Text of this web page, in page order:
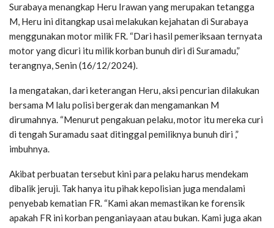
Surabaya menangkap Heru Irawan yang merupakan tetangga
M, Heru ini ditangkap usai melakukan kejahatan di Surabaya
menggunakan motor milik FR. “Dari hasil pemeriksaan ternyata
motor yang dicuri itu milik korban bunuh diri di Suramadu,”
terangnya, Senin (16/12/2024).
Ia mengatakan, dari keterangan Heru, aksi pencurian dilakukan
bersama M lalu polisi bergerak dan mengamankan M
dirumahnya. “Menurut pengakuan pelaku, motor itu mereka curi
di tengah Suramadu saat ditinggal pemiliknya bunuh diri ,”
imbuhnya.
Akibat perbuatan tersebut kini para pelaku harus mendekam
dibalik jeruji. Tak hanya itu pihak kepolisian juga mendalami
penyebab kematian FR. “Kami akan memastikan ke forensik
apakah FR ini korban penganiayaan atau bukan. Kami juga akan